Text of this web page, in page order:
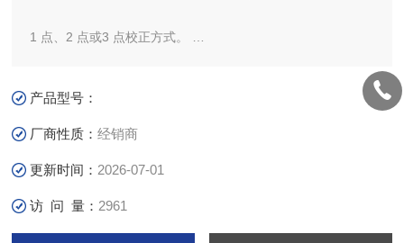
1 点、2 点或3 点校正方式。
产品型号：
厂商性质：经销商
更新时间： 2026-07-01
访 问 量： 2961